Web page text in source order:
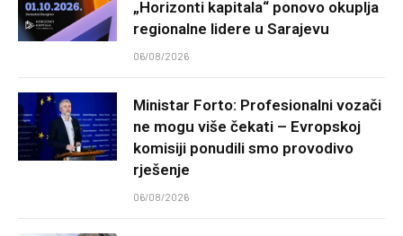
„Horizonti kapitala“ ponovo okuplja
regionalne lidere u Sarajevu
06/08/2026
Ministar Forto: Profesionalni vozači
ne mogu više čekati – Evropskoj
komisiji ponudili smo provodivo
rješenje
06/08/2026